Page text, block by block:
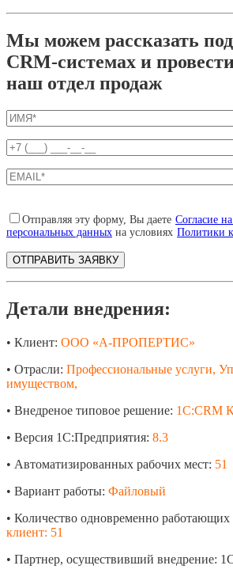
Мы можем рассказать
CRM-системах и
наш отдел продаж
Отправляя эту форму, Вы даете Согласие
персональных данных на условиях Политики
Детали внедрения:
• Клиент: ООО «А-ПРОПЕРТИС»
• Отрасли: Профессиональные услуги,
имуществом,
• Внедреное типовое решение: 1С:CRM
• Версия 1С:Предприятия: 8.3
• Автоматизированных рабочих мест: 51
• Вариант работы: Файловый
• Количество одновременно работающих
клиент: 51
• Партнер, осуществивший внедрение: